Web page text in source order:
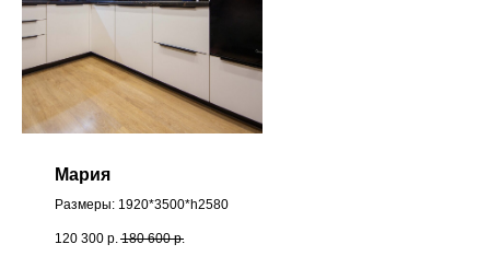
Мария
Размеры: 1920*3500*h2580
120 300 р. 180 600 р.